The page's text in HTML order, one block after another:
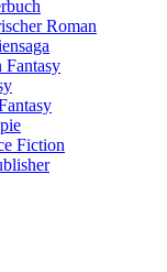
Roman
Fantasy
Fiction